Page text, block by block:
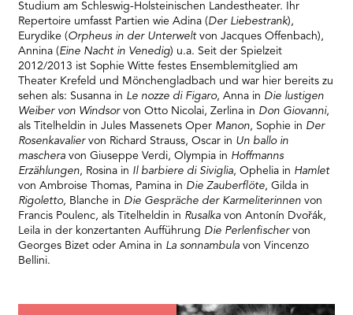
Studium am Schleswig-Holsteinischen Landestheater. Ihr
Repertoire umfasst Partien wie Adina (Der Liebestrank),
Eurydike (Orpheus in der Unterweltvon Jacques Offenbach),
Annina (Eine Nacht in Venedig) u.a. Seit der Spielzeit
2012/2013 ist Sophie Witte festes Ensemblemitglied am
Theater Krefeld und Mönchengladbach und war hier bereits zu
sehen als: Susanna in Le nozze di Figaro, Anna in Die lustigen
Weiber von Windsorvon Otto Nicolai, Zerlina in Don Giovanni,
als Titelheldin in Jules Massenets Oper Manon, Sophie in Der
Rosenkavaliervon Richard Strauss, Oscar in Un ballo in
maschera von Giuseppe Verdi, Olympia in Hoffmanns
Erzählungen, Rosina in Il barbiere di Siviglia, Ophelia in Hamlet
von Ambroise Thomas, Pamina in Die Zauberflöte, Gilda in
Rigoletto, Blanche in Die Gespräche der Karmeliterinnenvon
Francis Poulenc,als Titelheldin in Rusalkavon Antonín Dvořák,
Leila in der konzertanten Aufführung Die Perlenfischervon
Georges Bizet oder Amina in La sonnambula von Vincenzo
Bellini.